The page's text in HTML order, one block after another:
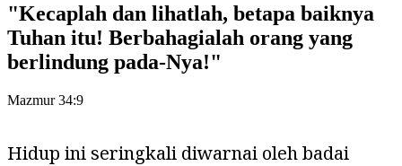
"Kecaplah dan lihatlah, betapa baiknya
Tuhan itu! Berbahagialah orang yang
berlindung pada-Nya!"
Mazmur 34:9
Hidup ini seringkali diwarnai oleh badai